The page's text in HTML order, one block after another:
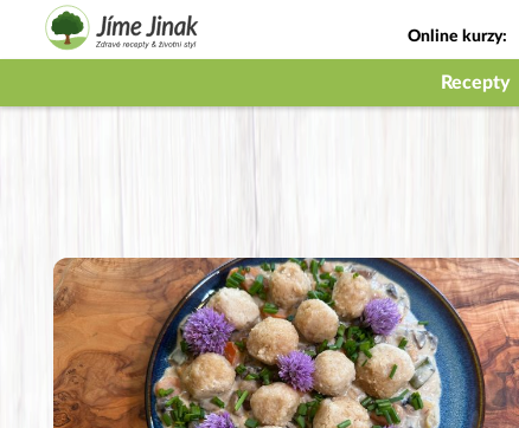
Online kurzy:
Jak na babičky
Recepty